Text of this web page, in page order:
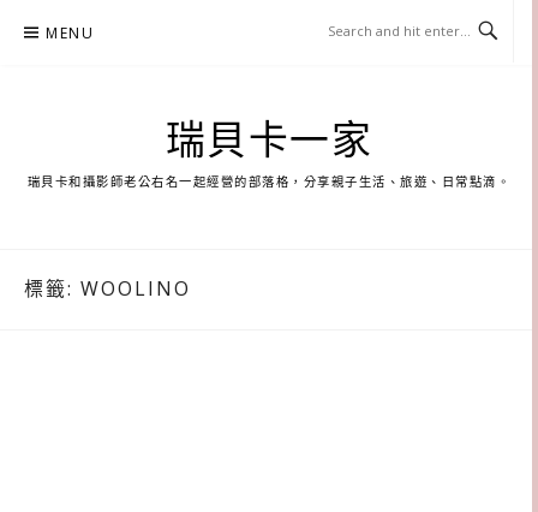
MENU
瑞貝卡一家
瑞貝卡和攝影師老公右名一起經營的部落格，分享親子生活、旅遊、日常點滴。
標籤: WOOLINO